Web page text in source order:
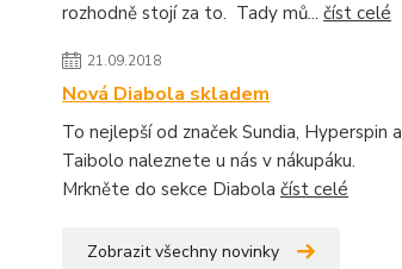
rozhodně stojí za to. Tady mů... číst celé
21.09.2018
Nová Diabola skladem
To nejlepší od značek Sundia, Hyperspin a
Taibolo naleznete u nás v nákupáku.
Mrkněte do sekce Diabola číst celé
Zobrazit všechny novinky